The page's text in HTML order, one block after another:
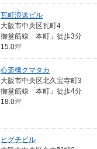
瓦町浪速ビル
大阪市中央区瓦町4
御堂筋線「本町」徒歩3分
15.0坪
心斎橋クマタカ
大阪市中央区北久宝寺町3
御堂筋線「本町」徒歩4分
18.0坪
ヒグチビル